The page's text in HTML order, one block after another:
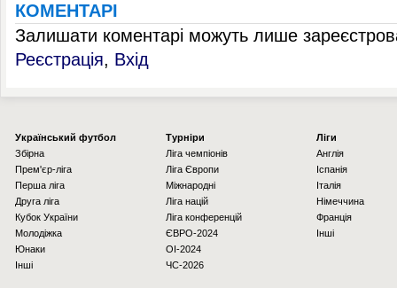
КОМЕНТАРІ
Залишати коментарі можуть лише
Реєстрація, Вхід
Українcький футбол
Збірна
Прем'єр-ліга
Перша ліга
Друга ліга
Кубок України
Молодіжка
Юнаки
Інші
Турніри
Ліга чемпіонів
Ліга Європи
Міжнародні
Ліга націй
Ліга конференцій
ЄВРО-2024
OI-2024
ЧС-2026
Ліги
Англія
Іспанія
Італія
Німеччина
Франція
Інші